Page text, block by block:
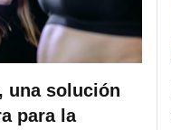
una solución
para la